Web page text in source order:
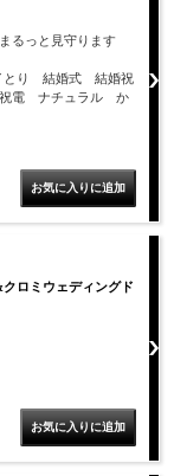
るっと見守ります
とり 結婚式 結婚祝
電 ナチュラル か
クロミウェディングド